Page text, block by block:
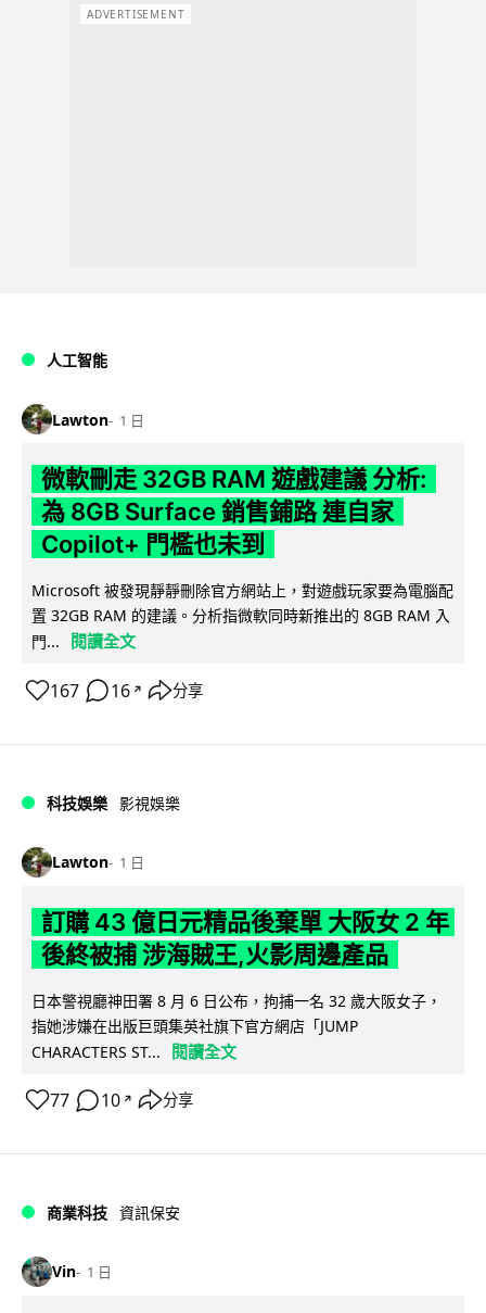
ADVERTISEMENT
人工智能
Lawton 1 日
微軟刪走 32GB RAM 遊戲建議 分析:
為 8GB Surface 銷售鋪路 連自家
Copilot+ 門檻也未到
Microsoft 被發現靜靜刪除官方網站上，對遊戲玩家要為電腦配
置 32GB RAM 的建議。分析指微軟同時新推出的 8GB RAM 入
門...
閱讀全文
167 16 ↗ 分享
科技娛樂 影視娛樂
Lawton 1 日
訂購 43 億日元精品後棄單 大阪女 2 年
後終被捕 涉海賊王,火影周邊產品
日本警視廳神田署 8 月 6 日公布，拘捕一名 32 歲大阪女子，
指她涉嫌在出版巨頭集英社旗下官方網店「JUMP
CHARACTERS ST...
閱讀全文
77 10 ↗ 分享
商業科技 資訊保安
Vin 1 日